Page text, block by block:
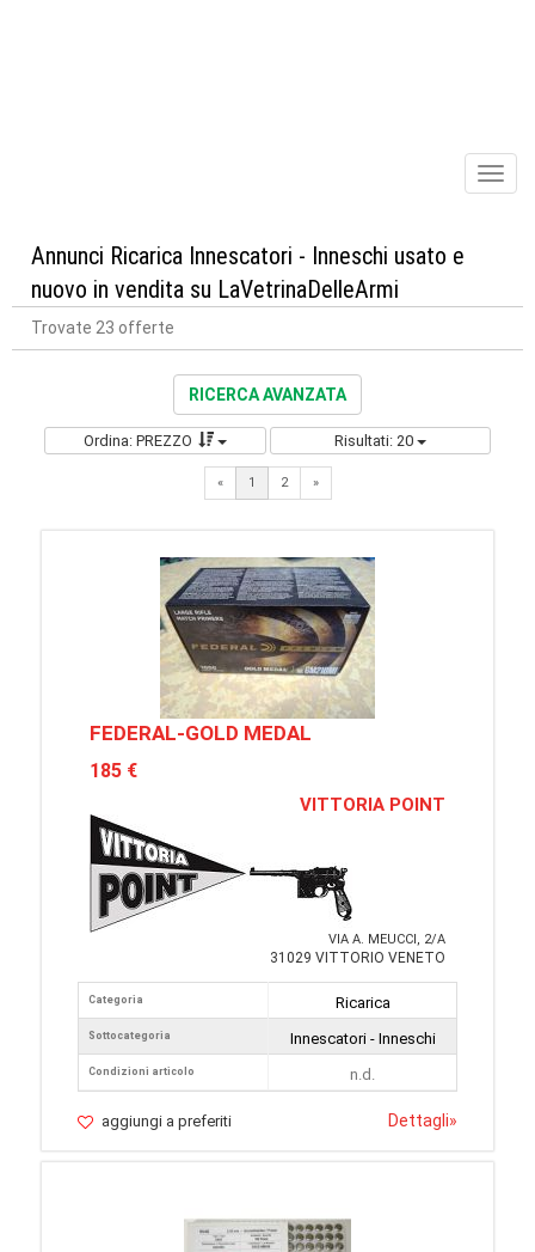
Annunci Ricarica Innescatori - Inneschi usato e
nuovo in vendita su LaVetrinaDelleArmi
Trovate 23 offerte
RICERCA AVANZATA
Ordina: PREZZO Risultati: 20
« 1 2 »Next
FEDERAL-GOLD MEDAL
185 €
VITTORIA POINT
VIA A. MEUCCI, 2/A
31029 VITTORIO VENETO
Categoria
Sottocategoria
Condizioni articolo
Ricarica
Innescatori - Inneschi
n.d.
aggiungi a preferiti Dettagli»